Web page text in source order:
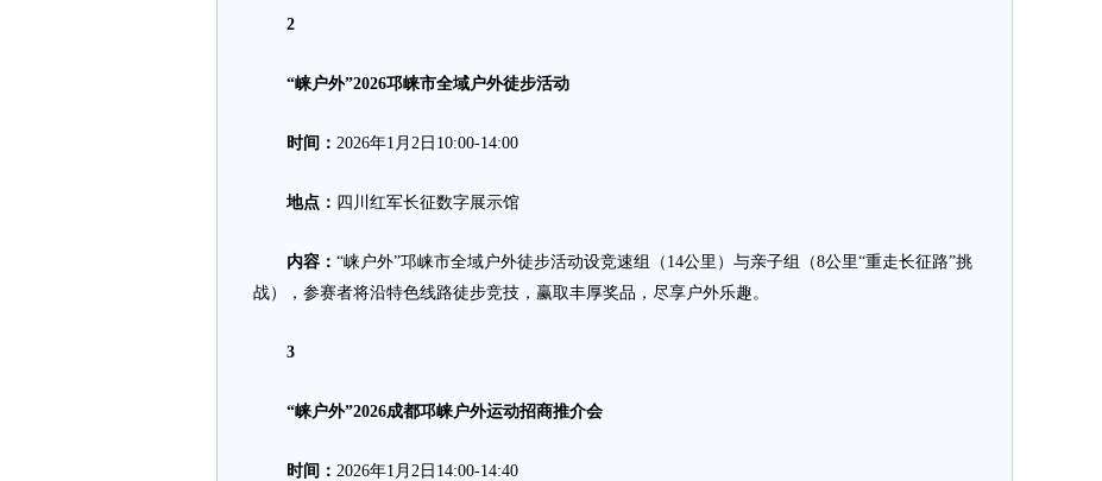
2
“崃户外”2026邛崃市全域户外徒步活动
时间： 2026年1月2日10:00-14:00
地点： 四川红军长征数字展示馆
内容： “崃户外”邛崃市全域户外徒步活动设竞速组（14公里）与亲子组（8公里“重走长征路”挑
战），参赛者将沿特色线路徒步竞技，赢取丰厚奖品，尽享户外乐趣。
3
“崃户外”2026成都邛崃户外运动招商推介会
时间： 2026年1月2日14:00-14:40